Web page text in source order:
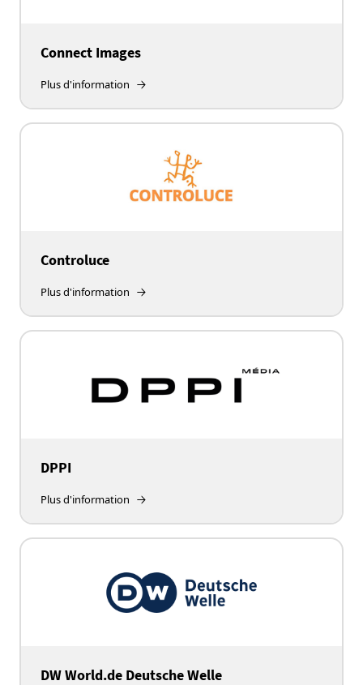
Connect Images
Plus d'information
Controluce
Plus d'information
DPPI
Plus d'information
DW World.de Deutsche Welle